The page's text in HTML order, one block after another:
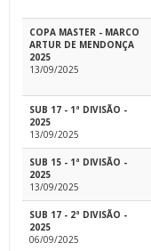
COPA MASTER - MARCO
ARTUR DE MENDONÇA
2025
13/09/2025
SUB 17 - 1ª DIVISÃO -
2025
13/09/2025
SUB 15 - 1ª DIVISÃO -
2025
13/09/2025
SUB 17 - 2ª DIVISÃO -
2025
06/09/2025